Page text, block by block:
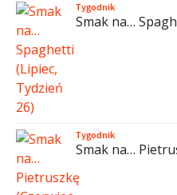
Tygodnik
Smak na…
Tygodnik
Smak na…